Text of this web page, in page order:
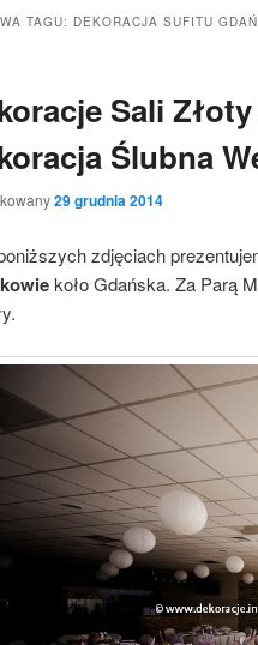
TAGU: DEKORACJA SUFITU
Sali
Ślubna
29 grudnia 2014
zdjęciach
koło Gdańska. Za Parą